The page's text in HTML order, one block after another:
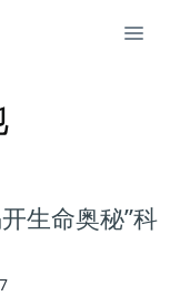
生命奥秘”科